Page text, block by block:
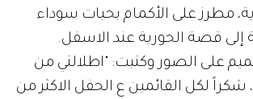
مطرز على الأكمام بحبات سوداء
إلى قصة الحورية عند الاسفل.
على الصور وكتبت: "اطلالتي من
لكل القائمين ع الحفل الاكثر من